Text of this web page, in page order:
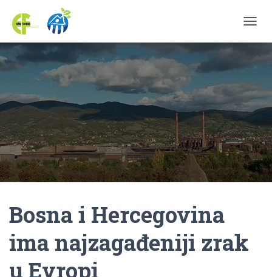
Bosna i Hercegovina
ima najzagađeniji zrak
u Evropi